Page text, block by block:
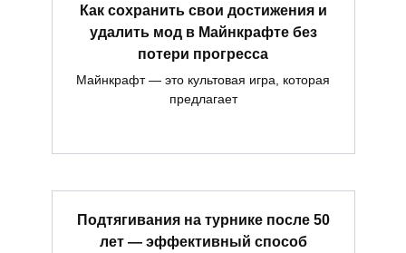
Как сохранить свои достижения и
удалить мод в Майнкрафте без
потери прогресса
Майнкрафт — это культовая игра, которая
предлагает
Подтягивания на турнике после 50
лет — эффективный способ